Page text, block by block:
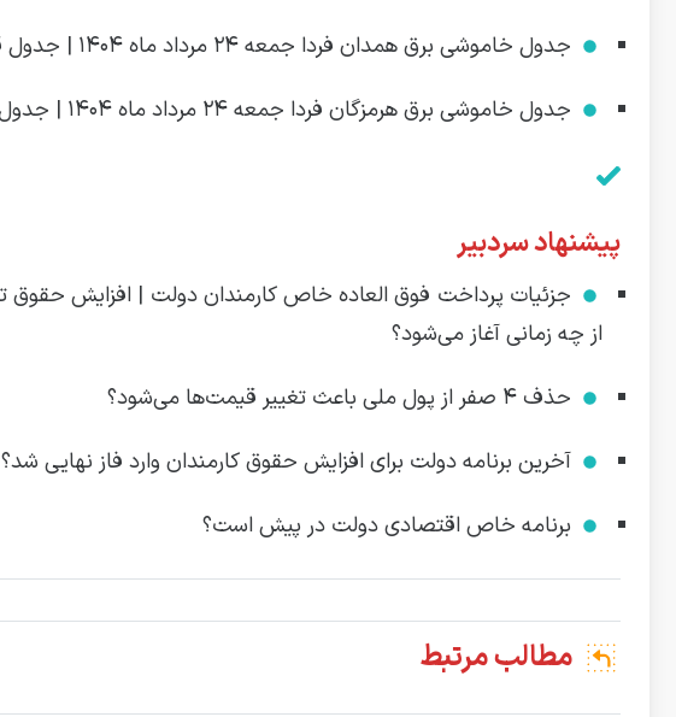
جدول خاموشی برق همدان فردا جمعه ۲۴ مرداد ماه ۱۴۰۴ | جدول قطعی برق همدان جمعه بیست و چهارم
جدول خاموشی برق هرمزگان فردا جمعه ۲۴ مرداد ماه ۱۴۰۴ | جدول قطعی برق هرمزگان جمعه بیست و چهارم
پیشنهاد سردبیر
از چه زمانی آغاز می‌شود؟
حذف ۴ صفر از پول ملی باعث تغییر قیمت‌ها می‌شود؟
آخرین برنامه دولت برای افزایش حقوق کارمندان وارد فاز نهایی شد؟
برنامه خاص اقتصادی دولت در پیش است؟
مطالب مرتبط